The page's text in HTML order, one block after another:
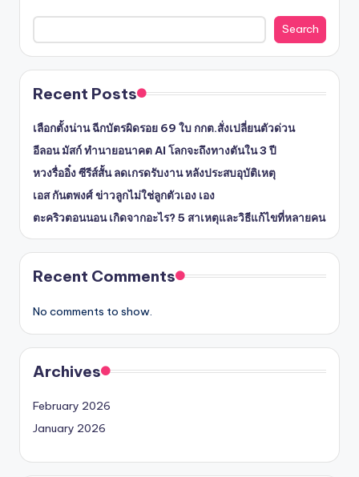
Search
Recent Posts
เลือกตั้งน่าน ฉีกบัตรผิดรอย 69 ใบ กกต.สั่งเปลี่ยนตัวด่วน
อีลอน มัสก์ ทำนายอนาคต AI โลกจะถึงทางตันใน 3 ปี
หวงรื่ออิ๋ง ซีรีส์สั้น ลดเกรดรับงาน หลังประสบอุบัติเหตุ
เอส กันตพงศ์ ข่าวลูกไม่ใช่ลูกตัวเอง เอง
ตะคริวตอนนอน เกิดจากอะไร? 5 สาเหตุและวิธีแก้ไขที่หลายคน
Recent Comments
No comments to show.
Archives
February 2026
January 2026